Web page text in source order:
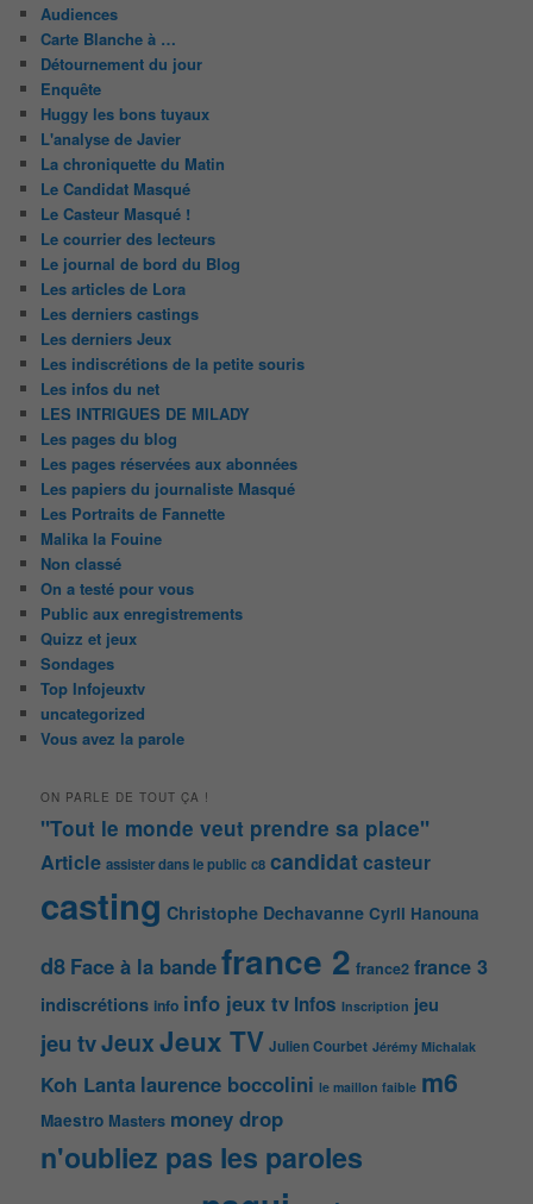
Audiences
Carte Blanche à …
Détournement du jour
Enquête
Huggy les bons tuyaux
L'analyse de Javier
La chroniquette du Matin
Le Candidat Masqué
Le Casteur Masqué !
Le courrier des lecteurs
Le journal de bord du Blog
Les articles de Lora
Les derniers castings
Les derniers Jeux
Les indiscrétions de la petite souris
Les infos du net
LES INTRIGUES DE MILADY
Les pages du blog
Les pages réservées aux abonnées
Les papiers du journaliste Masqué
Les Portraits de Fannette
Malika la Fouine
Non classé
On a testé pour vous
Public aux enregistrements
Quizz et jeux
Sondages
Top Infojeuxtv
uncategorized
Vous avez la parole
ON PARLE DE TOUT ÇA !
"Tout le monde veut prendre sa place"
Article assister dans le public c8 candidatcasteur
casting Christophe Dechavanne Cyril Hanouna
d8 Face à la bandefrance 2 france2 france 3
indiscrétions info info jeux tv Infos Inscription jeu
jeu tvJeuxJeux TV Julien Courbet Jérémy Michalak
Koh Lanta laurence boccolini le maillon faible m6
Maestro Masters money drop
n'oubliez pas les paroles